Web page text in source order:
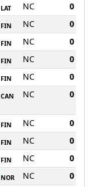
LAT NC
0
FIN NC
0
FIN NC
0
FIN NC
0
FIN NC
0
CAN NC 0
FIN NC
0
FIN NC
0
FIN NC
0
NOR NC
0